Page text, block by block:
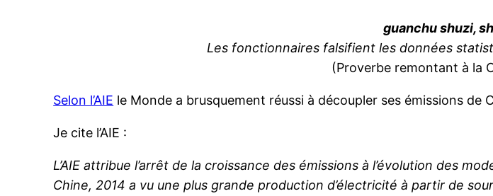
guanchu shuzi,
Les fonctionnaires falsifient les données
(Proverbe remontant à la
Selon l’AIE le Monde a brusquement réussi à découpler ses émissions de
Je cite l’AIE :
L’AIE attribue l’arrêt de la croissance des émissions à l’évolution des
Chine, 2014 a vu une plus grande production d’électricité à partir de